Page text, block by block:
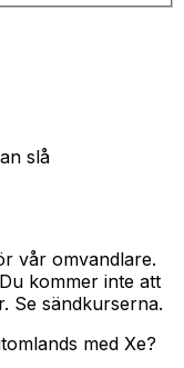
slå
vår omvandlare.
kommer inte att
Se sändkurserna.
med Xe?